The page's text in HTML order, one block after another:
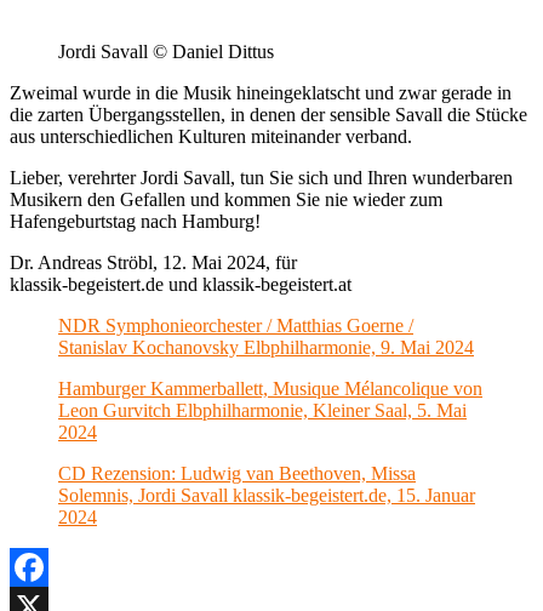
Jordi Savall © Daniel Dittus
Zweimal wurde in die Musik hineingeklatscht und zwar gerade in
die zarten Übergangsstellen, in denen der sensible Savall die Stücke
aus unterschiedlichen Kulturen miteinander verband.
Lieber, verehrter Jordi Savall, tun Sie sich und Ihren wunderbaren
Musikern den Gefallen und kommen Sie nie wieder zum
Hafengeburtstag nach Hamburg!
Dr. Andreas Ströbl, 12. Mai 2024, für
klassik-begeistert.de und klassik-begeistert.at
NDR Symphonieorchester / Matthias Goerne /
Stanislav Kochanovsky Elbphilharmonie, 9. Mai 2024
Hamburger Kammerballett, Musique Mélancolique von
Leon Gurvitch Elbphilharmonie, Kleiner Saal, 5. Mai
2024
CD Rezension: Ludwig van Beethoven, Missa
Solemnis, Jordi Savall klassik-begeistert.de, 15. Januar
2024
Facebook